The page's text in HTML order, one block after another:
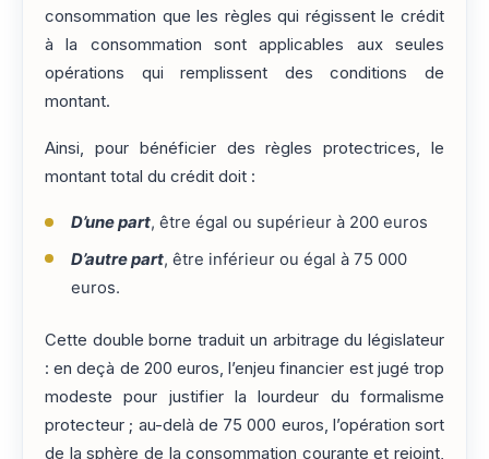
consommation que les règles qui régissent le crédit
à la consommation sont applicables aux seules
opérations qui remplissent des conditions de
montant.
Ainsi, pour bénéficier des règles protectrices, le
montant total du crédit doit :
D’une part, être égal ou supérieur à 200 euros
D’autre part, être inférieur ou égal à 75 000
euros.
Cette double borne traduit un arbitrage du législateur
: en deçà de 200 euros, l’enjeu financier est jugé trop
modeste pour justifier la lourdeur du formalisme
protecteur ; au-delà de 75 000 euros, l’opération sort
de la sphère de la consommation courante et rejoint,